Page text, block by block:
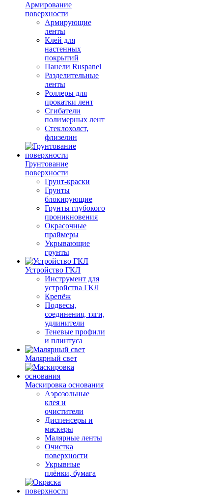
Армирование
поверхности
Армирующие
ленты
Клей для
настенных
покрытий
Панели Ruspanel
Разделительные
ленты
Роллеры для
прокатки лент
Сгибатели
полимерных лент
Стеклохолст,
флизелин
Грунтование
поверхности
Грунт-краски
Грунты
блокирующие
Грунты глубокого
проникновения
Окрасочные
праймеры
Укрывающие
грунты
Устройство ГКЛ
Инструмент для
устройства ГКЛ
Крепёж
Подвесы,
соединения, тяги,
удлинители
Теневые профили
и плинтуса
Малярный свет
Маскировка основания
Аэрозольные
клея и
очистители
Диспенсеры и
маскеры
Малярные ленты
Очистка
поверхности
Укрывные
плёнки, бумага